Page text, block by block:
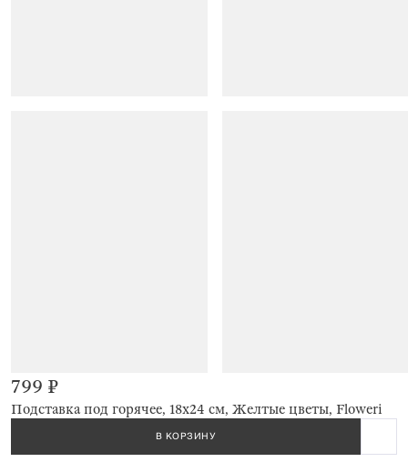
Подставка под горячее, 18x24 см, Желтые цветы, Floweri
799 ₽
В КОРЗИНУ